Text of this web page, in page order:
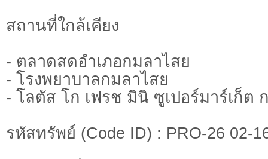
สถานที่ใกล้เคียง
- ตลาดสดอำเภอกมลาไสย
- โรงพยาบาลกมลาไสย
- โลตัส โก เฟรช มินิ ซูเปอร์มาร์เก็ต
รหัสทรัพย์ (Code ID) : PRO-26 02-